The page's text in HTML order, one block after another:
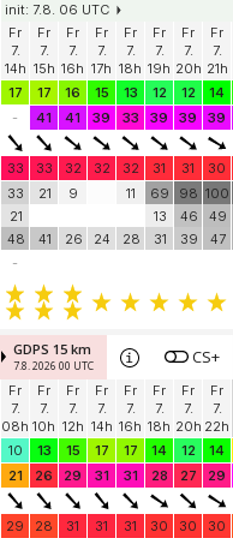
init: 7.8. 06 UTC
Fr
7.
14h
Fr
7.
15h
Fr
7.
16h
Fr
7.
17h
Fr
7.
18h
Fr
7.
19h
Fr
7.
20h
Fr
7.
21h
17
17 16 15 13 12 12 14
-
41 41 39 33 39 39 39
33 33 32 32 32 31 31 30
33
21
48
21
41
9
26 24
11
28
69
13
31
98
46
39
100
49
47
-
GDPS 15 km
7.8. 2026 00 UTC CS+
Fr
7.
08h
Fr
7.
10h
Fr
7.
12h
Fr
7.
14h
Fr
7.
16h
Fr
7.
18h
Fr
7.
20h
Fr
7.
22h
10
13 15 17 17 14 12 14
21
26 29 31 31 28 27 29
29 28 31 31 31 30 30 30